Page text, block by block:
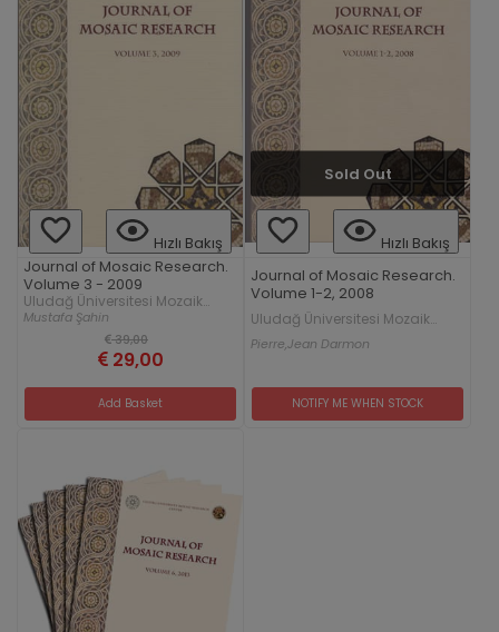
Hızlı Bakış
Journal of Mosaic Research.
Volume 3 - 2009
Uludağ Üniversitesi Mozaik
Araştırmaları Merkezi
Mustafa Şahin
39,00
29,00
Add Basket
Sold Out
Hızlı Bakış
Journal of Mosaic Research.
Volume 1-2, 2008
Uludağ Üniversitesi Mozaik
Araştırmaları Merkezi
Pierre,Jean Darmon
NOTIFY ME WHEN STOCK